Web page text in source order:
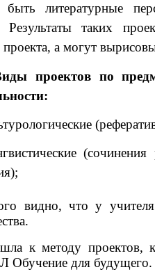
быть литературные
Результаты таких
проекта, а могут
проектов по
видно, что у
к методу проектов,
Обучение для будущего.